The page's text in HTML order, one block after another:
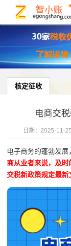
核定征收
电商交
日期： 2025-11-
电子商务的蓬勃发展
商从业者来说，及
交税新政策规定最新